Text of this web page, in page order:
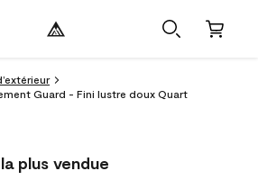
Guard - Fini lustre doux Quart
plus vendue